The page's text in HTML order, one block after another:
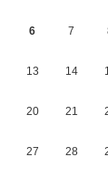
6 7
13 14
20 21
27 28